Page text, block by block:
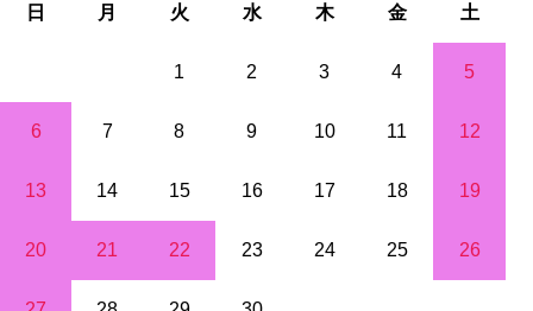
日 月 火 水 木 金 土
1 2 3 4 5
6 7 8 9 10 11 12
13 14 15 16 17 18 19
20 21 22 23 24 25 26